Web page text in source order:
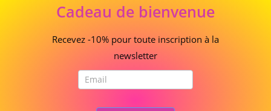
deCadeau de bienvenue
Recevez -10% pour toute inscription à la
newsletter